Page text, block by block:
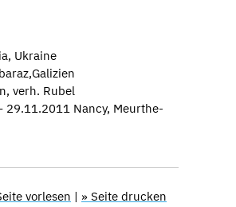
Ukraine
verh. Rubel
Nancy, Meurthe-
vorlesen | » Seite drucken